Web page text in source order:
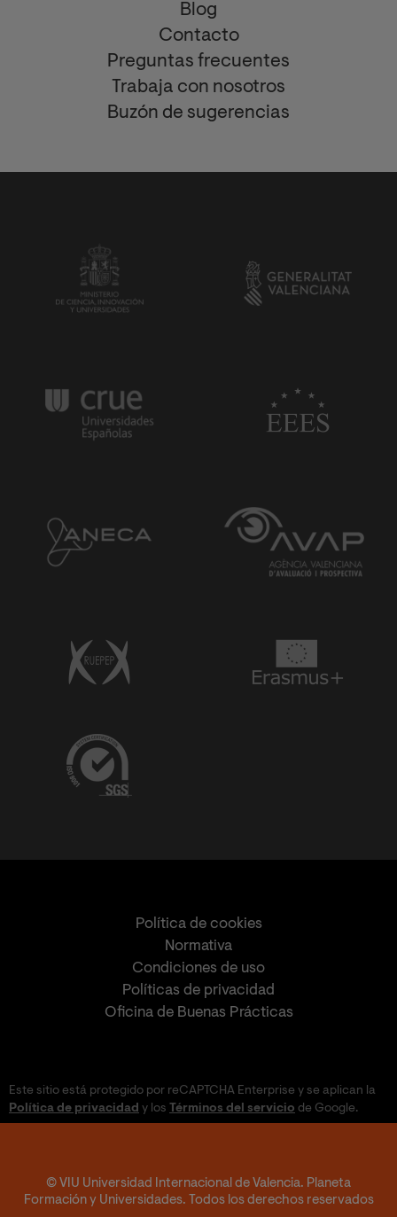
Blog
Contacto
Preguntas frecuentes
Trabaja con nosotros
Buzón de sugerencias
Política de cookies
Normativa
Condiciones de uso
Políticas de privacidad
Oficina de Buenas Prácticas
Este sitio está protegido por reCAPTCHA Enterprise y se aplican la
Política de privacidad y los Términos del servicio de Google.
© VIU Universidad Internacional de Valencia. Planeta
Formación y Universidades. Todos los derechos reservados